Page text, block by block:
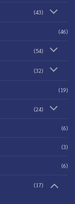
(43)
(46)
(54)
(32)
(19)
(24)
(6)
(3)
(6)
(17)